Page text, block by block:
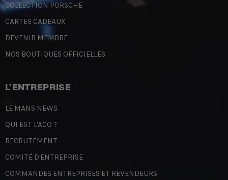
COLLECTION PORSCHE
CARTES CADEAUX
DEVENIR MEMBRE
NOS BOUTIQUES OFFICIELLES
L'ENTREPRISE
LE MANS NEWS
QUI EST L'ACO ?
RECRUTEMENT
COMITÉ D'ENTREPRISE
COMMANDES ENTREPRISES ET REVENDEURS